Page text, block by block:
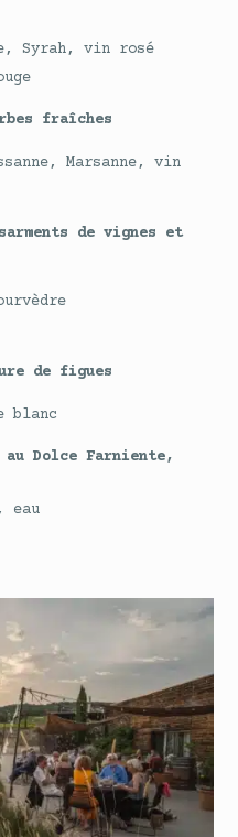
Syrah, vin rosé
fraîches
Marsanne, vin
de vignes et
de figues
blanc
au Dolce Farniente,
eau